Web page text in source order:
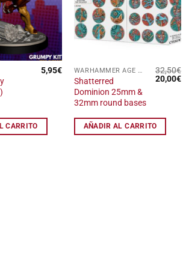
lista
de
deseos
5,95€
CARRITO
lista
de
deseos
WARHAMMER AGE OF SIGMAR
Shatterred
Dominion 25mm &
32mm round bases
32,50€
El
20,00€El
AÑADIR AL CARRITO